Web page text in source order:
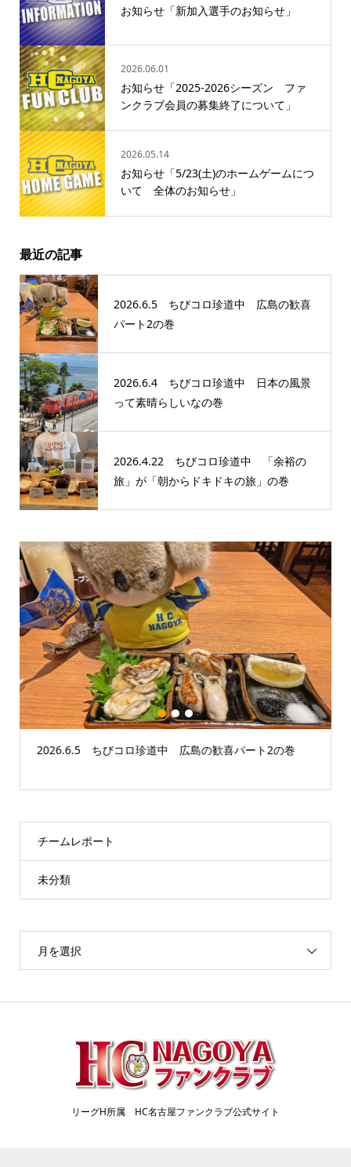
お知らせ「新加入選手のお知らせ」
2026.06.01
お知らせ「2025‐2026シーズン ファ
ンクラブ会員の募集終了について」
2026.05.14
お知らせ「5/23(土)のホームゲームにつ
いて 全体のお知らせ」
最近の記事
2026.6.5 ちびコロ珍道中 広島の歓喜
パート2の巻
2026.6.4 ちびコロ珍道中 日本の風景
って素晴らしいなの巻
2026.4.22 ちびコロ珍道中 「余裕の
旅」が「朝からドキドキの旅」の巻
2026.6.5 ちびコロ珍道中 広島の歓喜パート2の巻
1 2 3
チームレポート
未分類
月を選択
リーグH所属 HC名古屋ファンクラブ公式サイト